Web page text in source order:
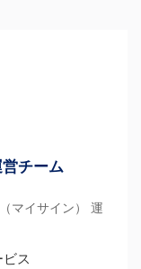
チーム
マイサイン） 運
ス